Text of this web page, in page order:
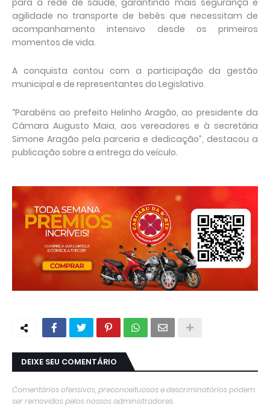
agilidade no transporte de bebês que necessitam de
acompanhamento intensivo desde os primeiros
momentos de vida.
A conquista contou com a participação da gestão
municipal e de representantes do Legislativo.
“Parabéns ao prefeito Helinho Aragão, ao presidente da
Câmara Augusto Maia, aos vereadores e à secretária
Simone Aragão pela parceria e dedicação”, destacou a
publicação sobre a entrega do veículo.
DEIXE SEU COMENTÁRIO
Comentários ofensivos, preconceituosos e descriminatórios podem
ser removidos pelos nossos administradores.